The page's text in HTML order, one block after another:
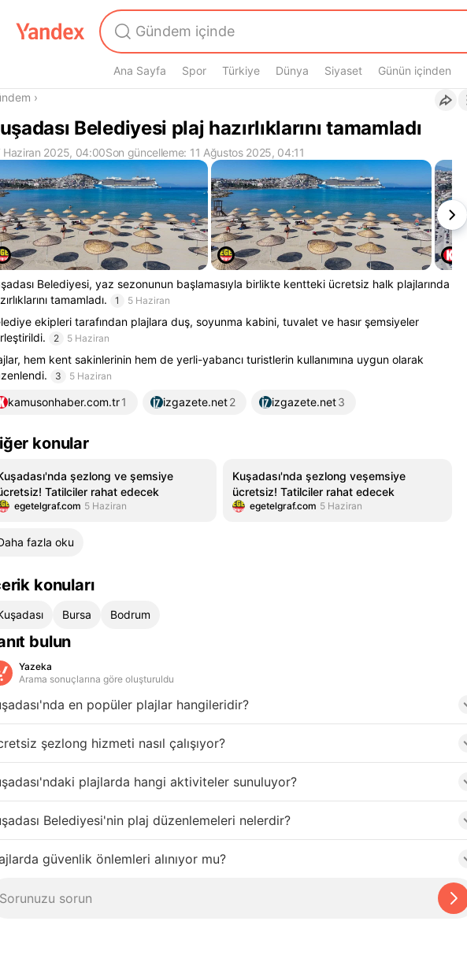
Ana Sayfa Spor Türkiye Dünya Siyaset Günün içinden
›
Belediyesi plaj hazırlıklarını tamamladı
Haziran 2025, 04:00Son güncelleme: 11 Ağustos 2025, 04:11
Belediyesi, yaz sezonunun başlamasıyla birlikte kentteki ücretsiz halk plajlarında
tamamladı.
1 5 Haziran
ekipleri tarafından plajlara duş, soyunma kabini, tuvalet ve hasır şemsiyeler
2 5 Haziran
hem kent sakinlerinin hem de yerli-yabancı turistlerin kullanımına uygun olarak
3 5 Haziran
kamusonhaber.com.tr1 izgazete.net2 izgazete.net3
konular
şezlong ve şemsiye
Tatilciler rahat edecek
egetelgraf.com 5 Haziran
Kuşadası'nda şezlong veşemsiye
ücretsiz! Tatilciler rahat edecek
egetelgraf.com 5 Haziran
fazla oku
konuları
Bursa Bodrum
bulun
Yazeka
Arama sonuçlarına göre oluşturuldu
en popüler plajlar hangileridir?
şezlong hizmeti nasıl çalışıyor?
plajlarda hangi aktiviteler sunuluyor?
Belediyesi'nin plaj düzenlemeleri nelerdir?
güvenlik önlemleri alınıyor mu?